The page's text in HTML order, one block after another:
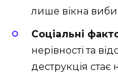
лише вікна
Соціальні
нерівності та
деструкція